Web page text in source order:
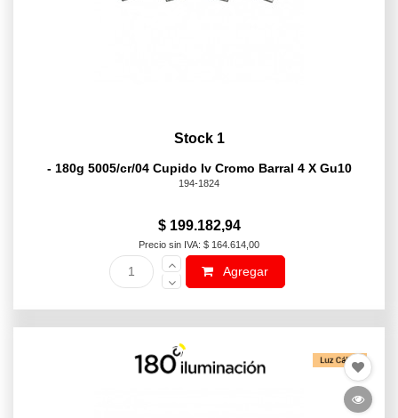
Stock 1
- 180g 5005/cr/04 Cupido Iv Cromo Barral 4 X Gu10
194-1824
$ 199.182,94
Precio sin IVA: $ 164.614,00
Agregar